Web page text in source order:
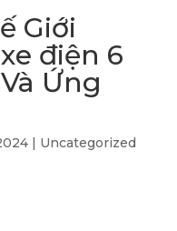
Giới
điện 6
Ứng
| Uncategorized